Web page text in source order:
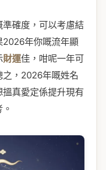
準確度，可以考慮結
2026年你嘅流年顯
財運佳，咁呢一年可
之，2026年嘅姓名
真愛定係提升現有